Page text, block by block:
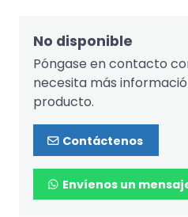
No disponible
Póngase en contacto
necesita más
producto.
Contáctenos
Envíenos un